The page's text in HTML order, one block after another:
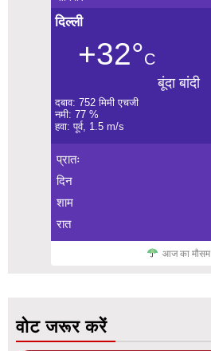
दिल्ली
+32°C
बूंदा बांदी
दबाव: 752 मिमी एचजी
नमी: 77 %
हवा: पूर्व, 1.5 m/s
प्रातः
दिन
शाम
रात
आज का मौसम
वोट जरूर करें